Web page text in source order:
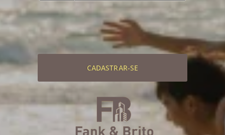
CADASTRAR-SE